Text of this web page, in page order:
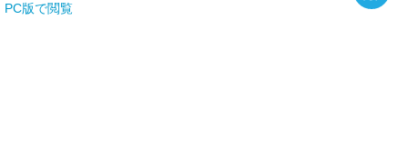
PC版で閲覧